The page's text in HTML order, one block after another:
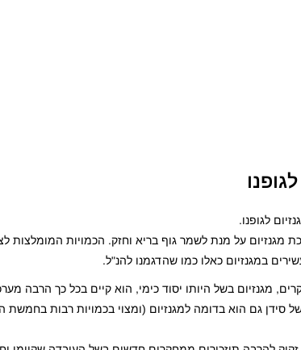
לגופנו.
מגנזיום על מנת לשמר גוף בריא וחזק. הכמויות המומלצות
במגנזיום כאלו כמו שהדגמנו להנ"ל.
מגנזיום בשל היותו יסוד כימי, הוא קיים בכל כך הרבה
סידן גם הוא בדומה למגנזיום (ומצוי בכמויות רבות